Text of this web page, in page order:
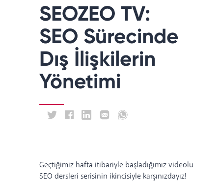
SEOZEO TV:
SEO Sürecinde
Dış İlişkilerin
Yönetimi
Geçtiğimiz hafta itibariyle başladığımız videolu
SEO dersleri serisinin ikincisiyle karşınızdayız!